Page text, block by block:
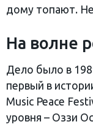
дому топают. Не
На волне
Дело было в
первый в
Music Peace
уровня – Оззи